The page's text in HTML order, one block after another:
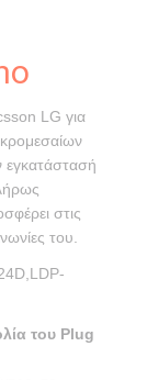
LG για
εγκατάστασή
στις
του.
του Plug